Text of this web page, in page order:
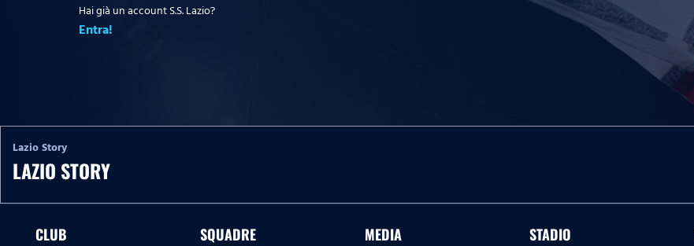
Hai già un account S.S. Lazio?
Entra!
Lazio Story
LAZIO STORY
CLUB SQUADRE MEDIA STADIO